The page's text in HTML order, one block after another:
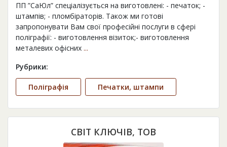
ПП ”СаЮл” спеціалізується на виготовлені: - печаток; -
штампів; - пломбіраторів. Також ми готові
запропонувати Вам свої професійні послуги в сфері
поліграфії: - виготовлення візиток;- виготовлення
металевих офісних ...
Рубрики:
Поліграфія Печатки, штампи
СВІТ КЛЮЧІВ, ТОВ